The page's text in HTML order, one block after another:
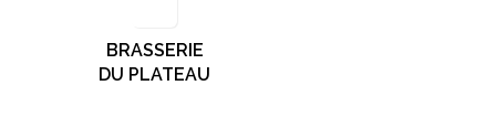
BRASSERIE
DU PLATEAU